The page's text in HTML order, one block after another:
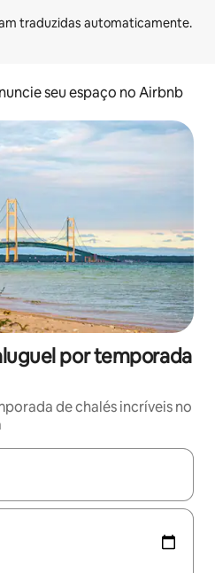
seu espaço no Airbnb
por temporada
de chalés incríveis no
disponíveis, explore-os